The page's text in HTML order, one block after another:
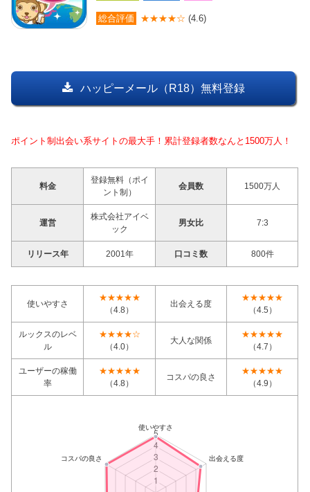
総合評価 ★★★★☆ (4.6)
ハッピーメール（R18）無料登録
ポイント制出会い系サイトの最大手！累計登録者数なんと1500万人！
料金
登録無料（ポイ
ント制）
会員数 1500万人
運営
株式会社アイベ
ック
男女比 7:3
リリース年 2001年 口コミ数 800件
使いやすさ
★★★★★
（4.8）
出会える度
★★★★★
（4.5）
ルックスのレベ
ル
★★★★☆
（4.0）
大人な関係
★★★★★
（4.7）
ユーザーの稼働
率
★★★★★
（4.8）
コスパの良さ
★★★★★
（4.9）